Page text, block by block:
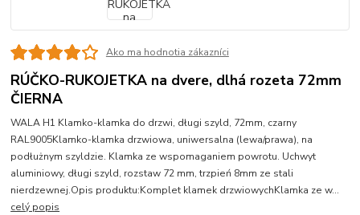
Ako ma hodnotia zákazníci
RÚČKO-RUKOJETKA na dvere, dlhá rozeta 72mm
ČIERNA
WALA H1 Klamko-klamka do drzwi, długi szyld, 72mm, czarny
RAL9005Klamko-klamka drzwiowa, uniwersalna (lewa/prawa), na
podłużnym szyldzie. Klamka ze wspomaganiem powrotu. Uchwyt
aluminiowy, długi szyld, rozstaw 72 mm, trzpień 8mm ze stali
nierdzewnej.Opis produktu:Komplet klamek drzwiowychKlamka ze w...
celý popis